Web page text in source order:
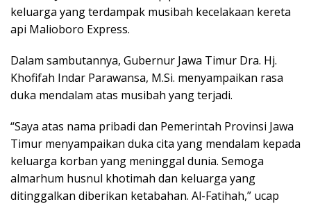
keluarga yang terdampak musibah kecelakaan kereta
api Malioboro Express.
Dalam sambutannya, Gubernur Jawa Timur Dra. Hj.
Khofifah Indar Parawansa, M.Si. menyampaikan rasa
duka mendalam atas musibah yang terjadi.
“Saya atas nama pribadi dan Pemerintah Provinsi Jawa
Timur menyampaikan duka cita yang mendalam kepada
keluarga korban yang meninggal dunia. Semoga
almarhum husnul khotimah dan keluarga yang
ditinggalkan diberikan ketabahan. Al-Fatihah,” ucap